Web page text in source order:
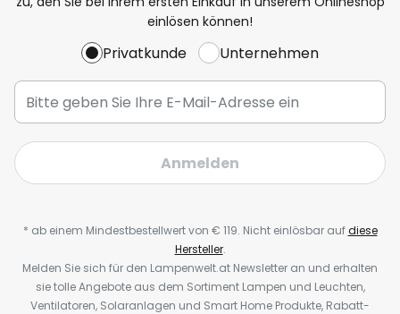
einlösen können!
Privatkunde Unternehmen
Anmelden
* ab einem Mindestbestellwert von € 119. Nicht einlösbar aufdiese
Hersteller.
Melden Sie sich für den Lampenwelt.at Newsletter an und erhalten
sie tolle Angebote aus dem Sortiment Lampen und Leuchten,
Ventilatoren, Solaranlagen und Smart Home Produkte, Rabatt-